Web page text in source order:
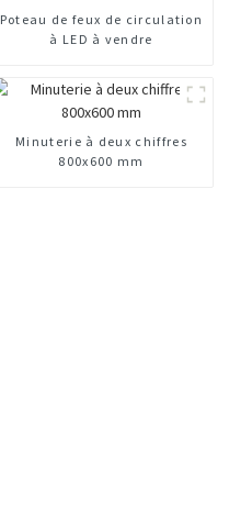
Poteau de feux de circulation
à LED à vendre
Minuterie à deux chiffres
800x600 mm